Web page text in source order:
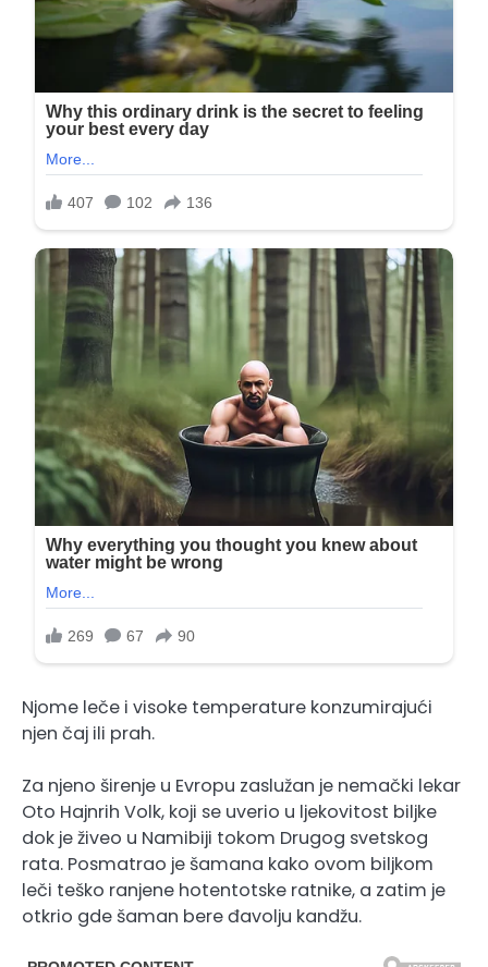
Njome leče i visoke temperature konzumirajući
njen čaj ili prah.
Za njeno širenje u Evropu zaslužan je nemački lekar
Oto Hajnrih Volk, koji se uverio u ljekovitost biljke
dok je živeo u Namibiji tokom Drugog svetskog
rata. Posmatrao je šamana kako ovom biljkom
leči teško ranjene hotentotske ratnike, a zatim je
otkrio gde šaman bere đavolju kandžu.